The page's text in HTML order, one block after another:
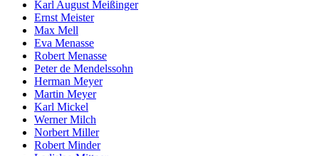
Karl August Meißinger
Ernst Meister
Max Mell
Eva Menasse
Robert Menasse
Peter de Mendelssohn
Herman Meyer
Martin Meyer
Karl Mickel
Werner Milch
Norbert Miller
Robert Minder